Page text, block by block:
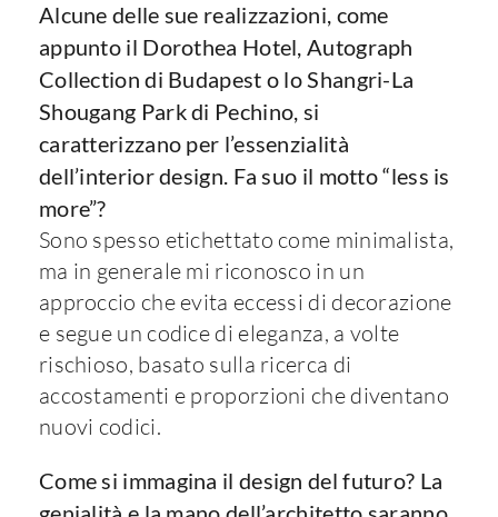
Alcune delle sue realizzazioni, come
appunto il Dorothea Hotel, Autograph
Collection di Budapest o lo Shangri-La
Shougang Park di Pechino, si
caratterizzano per l’essenzialità
dell’interior design. Fa suo il motto “less is
more”?
Sono spesso etichettato come minimalista,
ma in generale mi riconosco in un
approccio che evita eccessi di decorazione
e segue un codice di eleganza, a volte
rischioso, basato sulla ricerca di
accostamenti e proporzioni che diventano
nuovi codici.
Come si immagina il design del futuro? La